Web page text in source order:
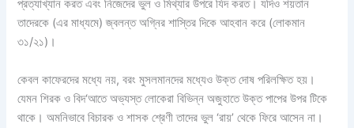
প্রত্যাখ্যান করত এবং নিজেদের ভুল ও মিথ্যার উপরে যিদ করত। যদিও শয়তান
তাদেরকে (এর মাধ্যমে) জ্বলন্ত অগ্নির শাস্তির দিকে আহবান করে (লোকমান
৩১/২১)।
কেবল কাফেরদের মধ্যে নয়, বরং মুসলমানদের মধ্যেও উক্ত দোষ পরিলক্ষিত হয়।
যেমন শিরক ও বিদ‘আতে অভ্যস্ত লোকেরা বিভিন্ন অজুহাতে উক্ত পাপের উপর টিকে
থাকে। অমনিভাবে বিচারক ও শাসক শ্রেণী তাদের ভুল ‘রায়’ থেকে ফিরে আসেন না।